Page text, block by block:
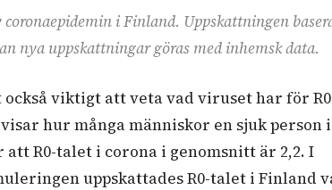
i Finland. Uppskattningen
nya uppskattningar göras med inhemsk data.
viktigt att veta vad viruset har för
hur många människor en sjuk person i
R0-talet i corona i genomsnitt är 2,2. I
uppskattades R0-talet i Finland